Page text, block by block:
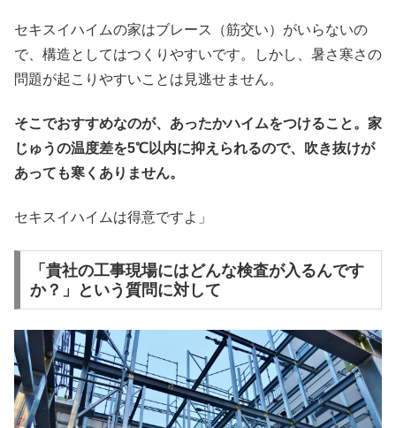
セキスイハイムの家はブレース（筋交い）がいらないの
で、構造としてはつくりやすいです。しかし、暑さ寒さの
問題が起こりやすいことは見逃せません。
そこでおすすめなのが、あったかハイムをつけること。家
じゅうの温度差を5℃以内に抑えられるので、吹き抜けが
あっても寒くありません。
セキスイハイムは得意ですよ」
「貴社の工事現場にはどんな検査が入るんです
か？」という質問に対して